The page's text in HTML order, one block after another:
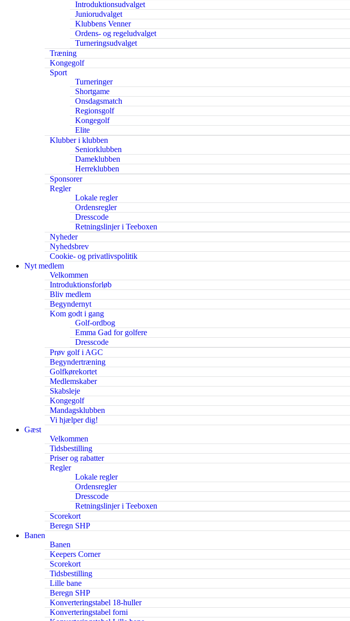
Introduktionsudvalget
Juniorudvalget
Klubbens Venner
Ordens- og regeludvalget
Turneringsudvalget
Træning
Kongegolf
Sport
Turneringer
Shortgame
Onsdagsmatch
Regionsgolf
Kongegolf
Elite
Klubber i klubben
Seniorklubben
Dameklubben
Herreklubben
Sponsorer
Regler
Lokale regler
Ordensregler
Dresscode
Retningslinjer i Teeboxen
Nyheder
Nyhedsbrev
Cookie- og privatlivspolitik
Nyt medlem
Velkommen
Introduktionsforløb
Bliv medlem
Begyndernyt
Kom godt i gang
Golf-ordbog
Emma Gad for golfere
Dresscode
Prøv golf i AGC
Begyndertræning
Golfkørekortet
Medlemskaber
Skabsleje
Kongegolf
Mandagsklubben
Vi hjælper dig!
Gæst
Velkommen
Tidsbestilling
Priser og rabatter
Regler
Lokale regler
Ordensregler
Dresscode
Retningslinjer i Teeboxen
Scorekort
Beregn SHP
Banen
Banen
Keepers Corner
Scorekort
Tidsbestilling
Lille bane
Beregn SHP
Konverteringstabel 18-huller
Konverteringstabel forni